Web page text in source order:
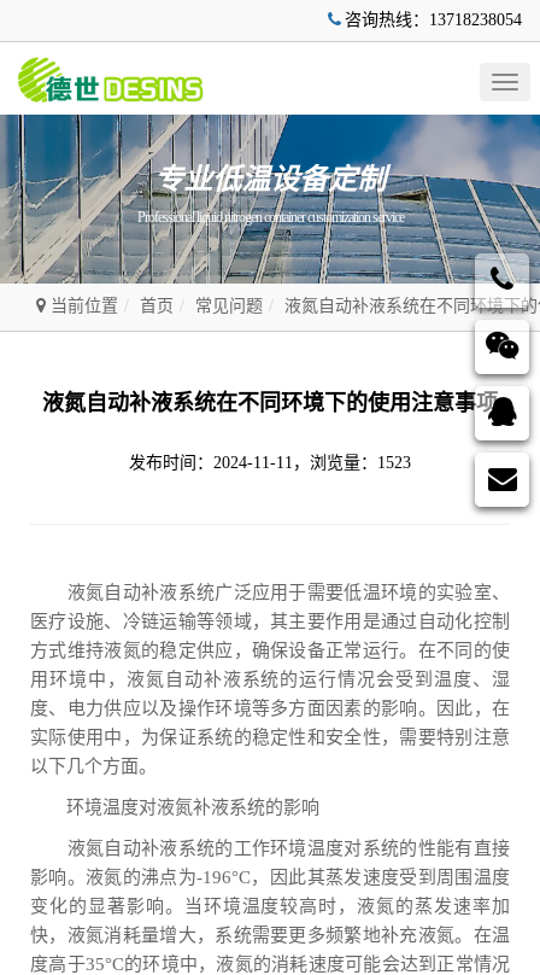
咨询热线：13718238054
专业低温设备定制
Professional liquid nitrogen container customization service
当前位置 首页 常见问题 液氮自动补液系统在不同环境下
液氮自动补液系统在不同环境下的使用注意事项
发布时间：2024-11-11，浏览量：1523
液氮自动补液系统广泛应用于需要低温环境的实验室、
医疗设施、冷链运输等领域，其主要作用是通过自动化控制
方式维持液氮的稳定供应，确保设备正常运行。在不同的使
用环境中，液氮自动补液系统的运行情况会受到温度、湿
度、电力供应以及操作环境等多方面因素的影响。因此，在
实际使用中，为保证系统的稳定性和安全性，需要特别注意
以下几个方面。
环境温度对液氮补液系统的影响
液氮自动补液系统的工作环境温度对系统的性能有直接
影响。液氮的沸点为-196°C，因此其蒸发速度受到周围温度
变化的显著影响。当环境温度较高时，液氮的蒸发速率加
快，液氮消耗量增大，系统需要更多频繁地补充液氮。在温
度高于35°C的环境中，液氮的消耗速度可能会达到正常情况